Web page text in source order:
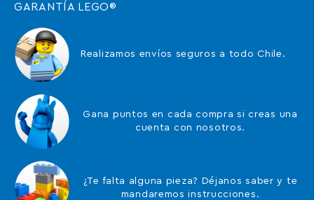
GARANTÍA LEGO®
Realizamos envíos seguros a todo Chile.
Gana puntos en cada compra si creas una
cuenta con nosotros.
¿Te falta alguna pieza? Déjanos saber y te
mandaremos instrucciones.